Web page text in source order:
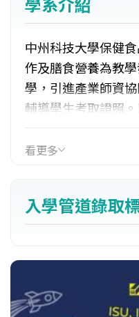
中州科技大學保健
作及膳食營養為教
學，引進產業師資
輔導學生考取證照
學研究發展之目標。
看更多
入學管道錄取